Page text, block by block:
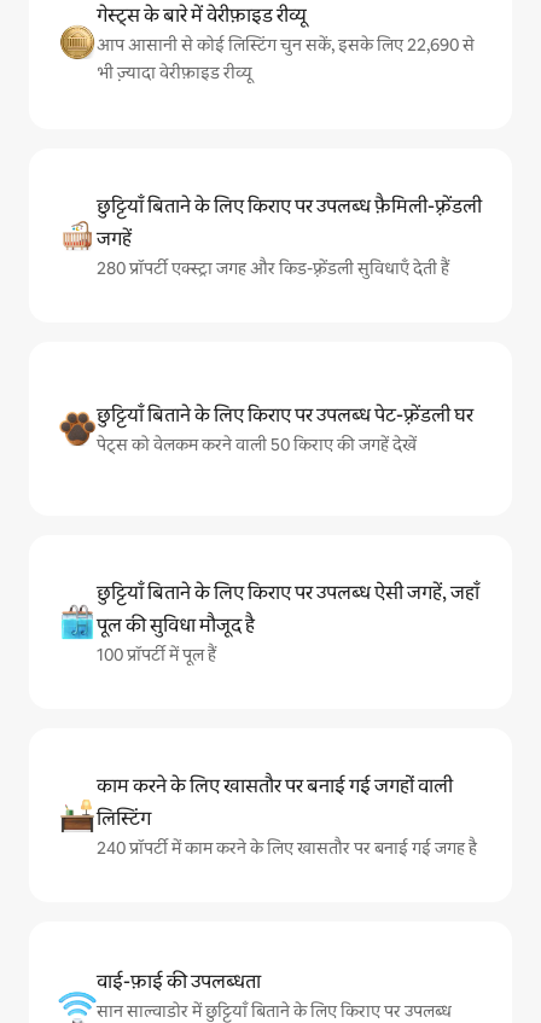
गेस्ट्स के बारे में वेरीफ़ाइड रीव्यू
आप आसानी से कोई लिस्टिंग चुन सकें, इसके लिए 22,690 से
भी ज़्यादा वेरीफ़ाइड रीव्यू
छुट्टियाँ बिताने के लिए किराए पर उपलब्ध फ़ैमिली-फ़्रेंडली
जगहें
280 प्रॉपर्टी एक्स्ट्रा जगह और किड-फ़्रेंडली सुविधाएँ देती हैं
छुट्टियाँ बिताने के लिए किराए पर उपलब्ध पेट-फ़्रेंडली घर
पेट्स को वेलकम करने वाली 50 किराए की जगहें देखें
छुट्टियाँ बिताने के लिए किराए पर उपलब्ध ऐसी जगहें, जहाँ
पूल की सुविधा मौजूद है
100 प्रॉपर्टी में पूल हैं
काम करने के लिए खासतौर पर बनाई गई जगहों वाली
लिस्टिंग
240 प्रॉपर्टी में काम करने के लिए खासतौर पर बनाई गई जगह है
वाई-फ़ाई की उपलब्धता
सान साल्वाडोर में छुट्टियाँ बिताने के लिए किराए पर उपलब्ध